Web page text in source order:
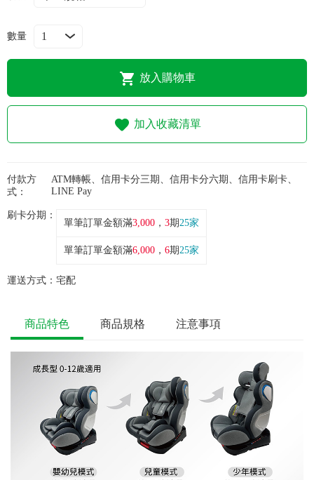
數量
放入購物車
加入收藏清單
付款方
式：
ATM轉帳、信用卡分三期、信用卡分六期、信用卡刷卡、
LINE Pay
刷卡分期：
單筆訂單金額滿3,000 ， 3期25家
單筆訂單金額滿6,000 ， 6期25家
運送方式： 宅配
商品特色 商品規格 注意事項